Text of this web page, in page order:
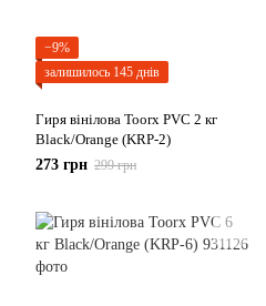
−9%
залишилось 145 днів
Гиря вінілова Toorx PVC 2 кг
Black/Orange (KRP-2)
273 грн 299 грн